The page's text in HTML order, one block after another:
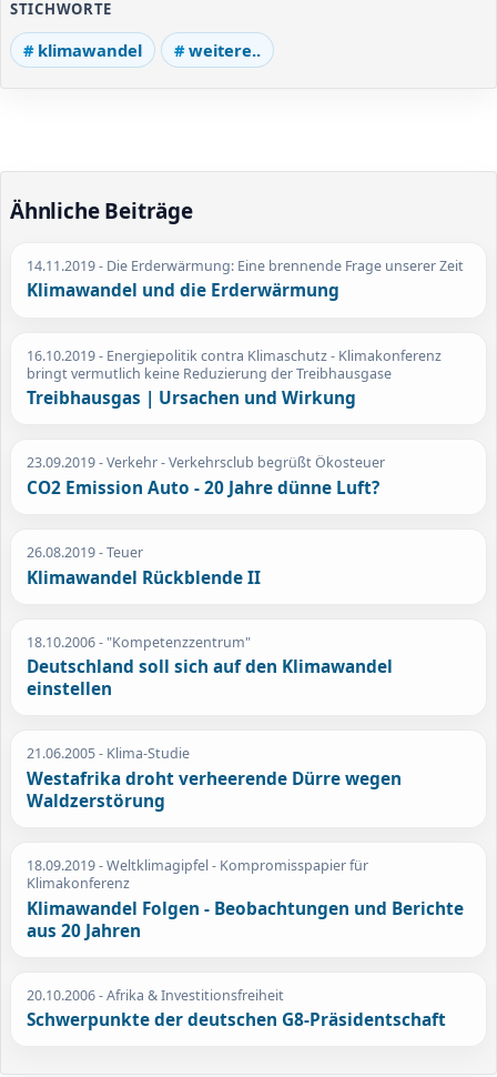
STICHWORTE
klimawandel weitere..
Ähnliche Beiträge
14.11.2019- Die Erderwärmung: Eine brennende Frage unserer Zeit
Klimawandel und die Erderwärmung
16.10.2019- Energiepolitik contra Klimaschutz - Klimakonferenz
bringt vermutlich keine Reduzierung der Treibhausgase
Treibhausgas | Ursachen und Wirkung
23.09.2019- Verkehr - Verkehrsclub begrüßt Ökosteuer
CO2 Emission Auto - 20 Jahre dünne Luft?
26.08.2019- Teuer
Klimawandel Rückblende II
18.10.2006- "Kompetenzzentrum"
Deutschland soll sich auf den Klimawandel
einstellen
21.06.2005- Klima-Studie
Westafrika droht verheerende Dürre wegen
Waldzerstörung
18.09.2019- Weltklimagipfel - Kompromisspapier für
Klimakonferenz
Klimawandel Folgen - Beobachtungen und Berichte
aus 20 Jahren
20.10.2006- Afrika & Investitionsfreiheit
Schwerpunkte der deutschen G8-Präsidentschaft